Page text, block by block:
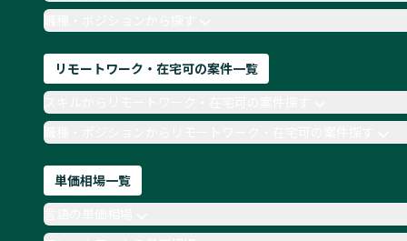
職種・ポジションから探す
リモートワーク・在宅可の案件一覧
職種・ポジションからリモートワーク・在宅可の案件探す
単価相場一覧